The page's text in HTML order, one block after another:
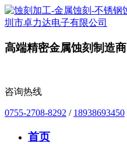
高端精密金属蚀刻制造商
咨询热线
0755-2708-8292 / 18938693450
首页